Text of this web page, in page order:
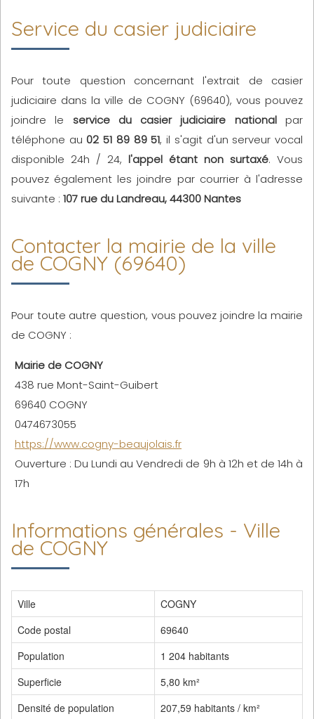
Service du casier judiciaire
Pour toute question concernant l'extrait de casier
judiciaire dans la ville de COGNY (69640), vous pouvez
joindre le service du casier judiciaire nationalpar
téléphone au 02 51 89 89 51, il s'agit d'un serveur vocal
disponible 24h / 24, l'appel étant non surtaxé. Vous
pouvez également les joindre par courrier à l'adresse
suivante : 107 rue du Landreau, 44300 Nantes
Contacter la mairie de la ville
de COGNY (69640)
Pour toute autre question, vous pouvez joindre la mairie
de COGNY :
Mairie de COGNY
438 rue Mont-Saint-Guibert
69640 COGNY
0474673055
https://www.cogny-beaujolais.fr
Ouverture : Du Lundi au Vendredi de 9h à 12h et de 14h à
17h
Informations générales - Ville
de COGNY
Ville
COGNY
Code postal
69640
Population
1 204 habitants
Superficie
5,80 km²
Densité de population
207,59 habitants / km²